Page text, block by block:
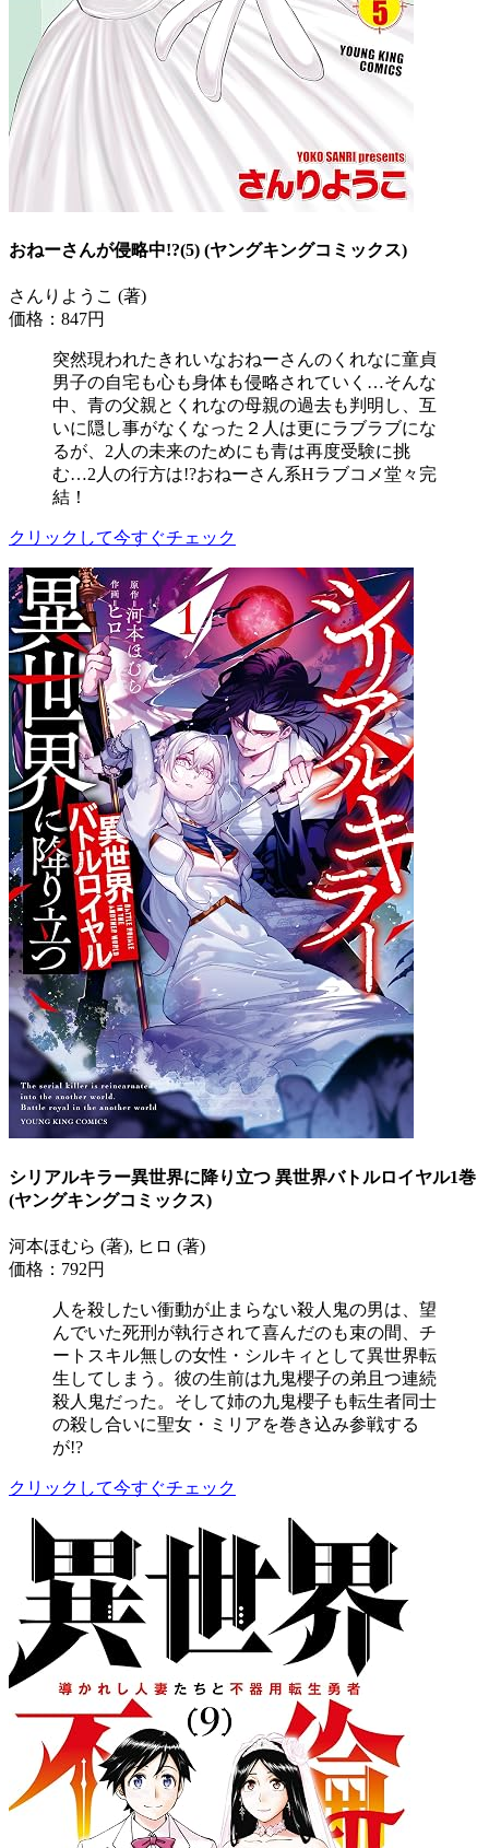
おねーさんが侵略中!?(5) (ヤングキングコミックス)
さんりようこ (著)
価格：847円
突然現われたきれいなおねーさんのくれなに童貞
男子の自宅も心も身体も侵略されていく…そんな
中、青の父親とくれなの母親の過去も判明し、互
いに隠し事がなくなった２人は更にラブラブにな
るが、2人の未来のためにも青は再度受験に挑
む…2人の行方は!?おねーさん系Hラブコメ堂々完
結！
クリックして今すぐチェック
シリアルキラー異世界に降り立つ 異世界バトルロイヤル1巻
(ヤングキングコミックス)
河本ほむら (著), ヒロ (著)
価格：792円
人を殺したい衝動が止まらない殺人鬼の男は、望
んでいた死刑が執行されて喜んだのも束の間、チ
ートスキル無しの女性・シルキィとして異世界転
生してしまう。彼の生前は九鬼櫻子の弟且つ連続
殺人鬼だった。そして姉の九鬼櫻子も転生者同士
の殺し合いに聖女・ミリアを巻き込み参戦する
が!?
クリックして今すぐチェック